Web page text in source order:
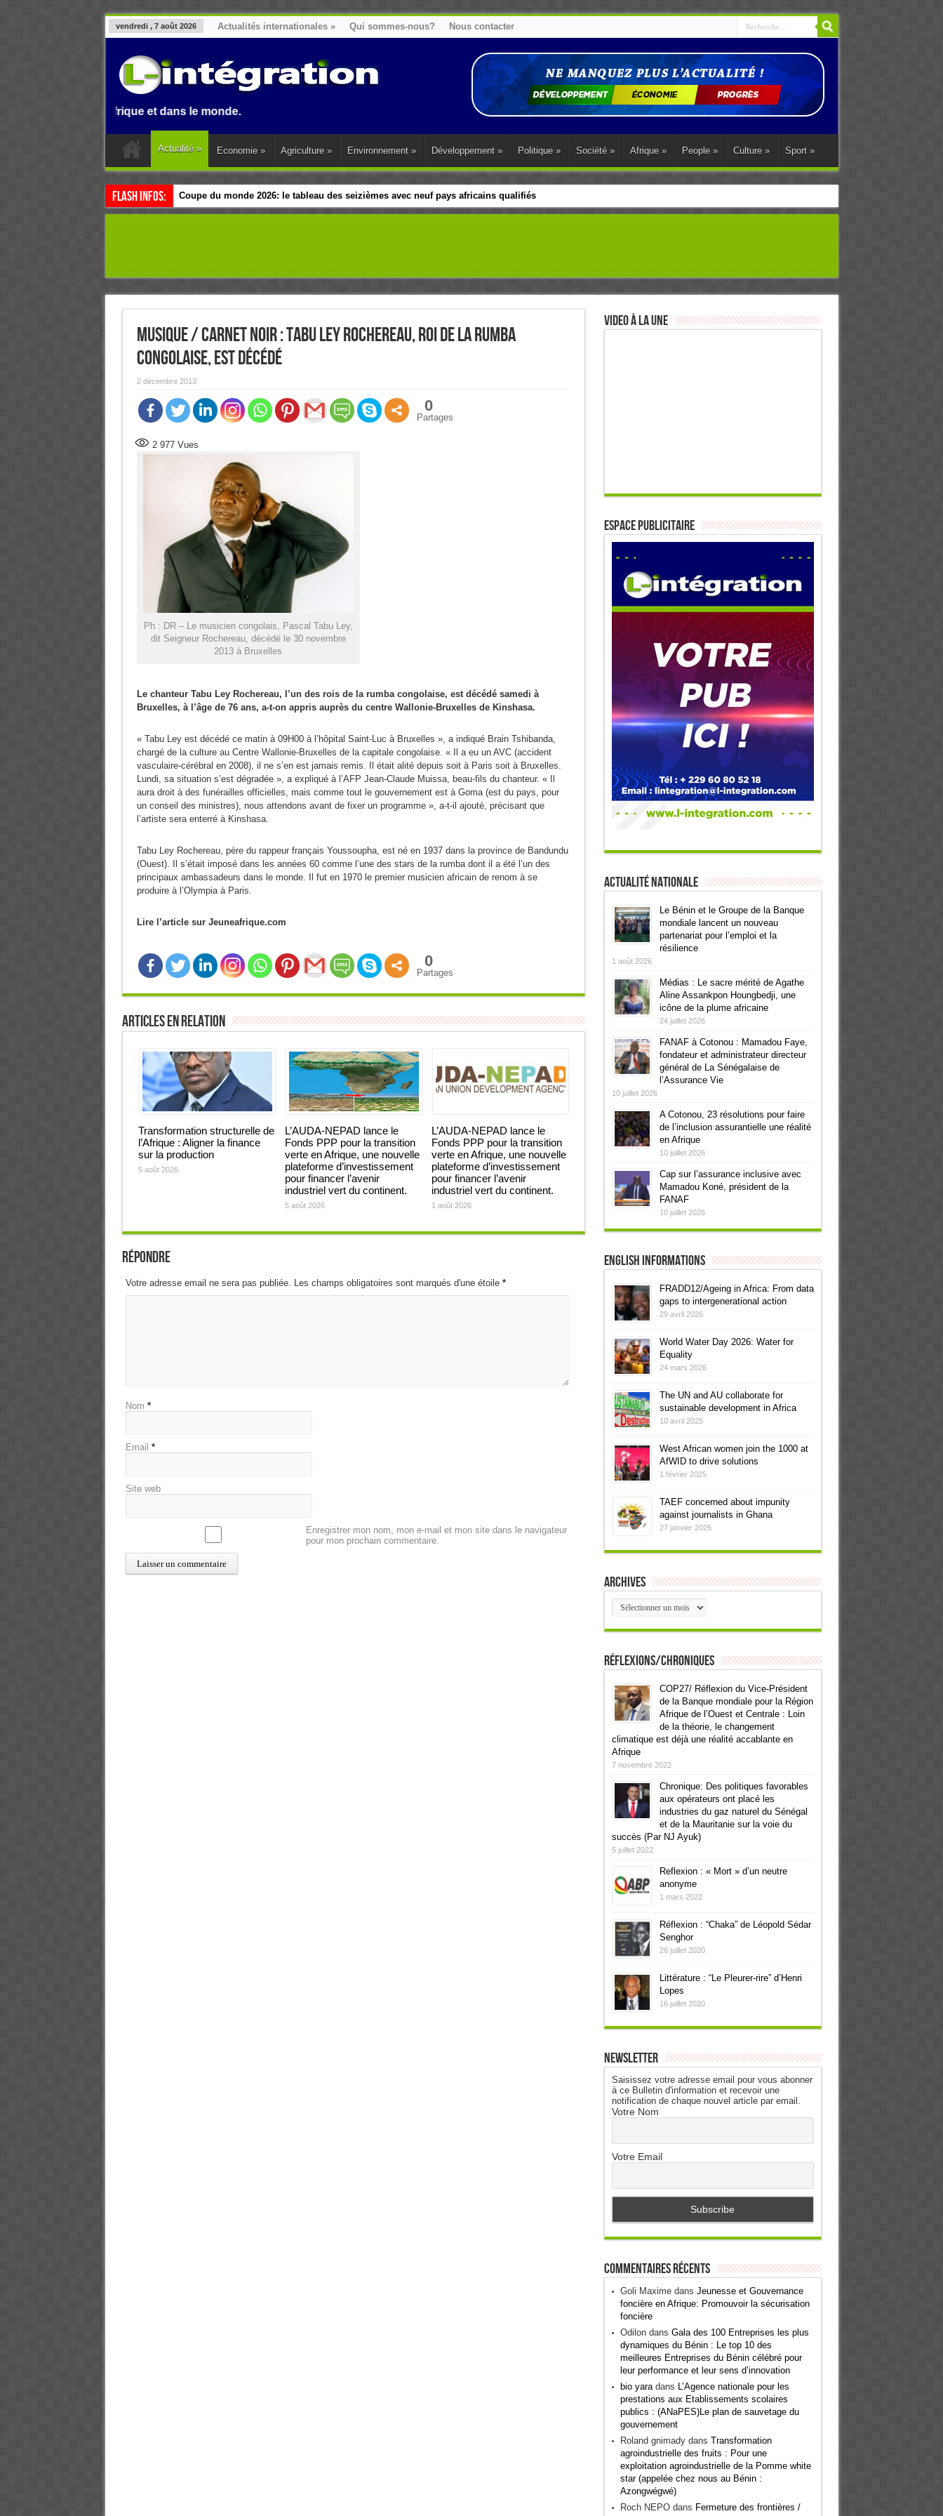
vendredi , 7 août 2026 Actualités internationales » Qui sommes-nous? Nous contacter
en Afrique et dans le monde.
Actualité » Economie » Agriculture » Environnement » Développement » Politique » Société » Afrique » People » Culture » Sport »
Flash Infos: Coupe du monde 2026: le tableau des seizièmes avec neuf pays africains qualifiés
Esclavage: à Accra, l’Afrique et sa diaspora tentent de parler d’une seule voix sur la question des réparations
MUSIQUE / Carnet noir : Tabu Ley Rochereau, roi de la rumba
congolaise, est décédé
2 décembre 2013
0
Partages
2 977Vues
Ph : DR – Le musicien congolais, Pascal Tabu Ley,
dit Seigneur Rochereau, décédé le 30 novembre
2013 à Bruxelles
Le chanteur Tabu Ley Rochereau, l’un des rois de la rumba congolaise, est décédé samedi à
Bruxelles, à l’âge de 76 ans, a-t-on appris auprès du centre Wallonie-Bruxelles de Kinshasa.
« Tabu Ley est décédé ce matin à 09H00 à l’hôpital Saint-Luc à Bruxelles », a indiqué Brain Tshibanda,
chargé de la culture au Centre Wallonie-Bruxelles de la capitale congolaise. « Il a eu un AVC (accident
vasculaire-cérébral en 2008), il ne s’en est jamais remis. Il était alité depuis soit à Paris soit à Bruxelles.
Lundi, sa situation s’est dégradée », a expliqué à l’AFP Jean-Claude Muissa, beau-fils du chanteur. « Il
aura droit à des funérailles officielles, mais comme tout le gouvernement est à Goma (est du pays, pour
un conseil des ministres), nous attendons avant de fixer un programme », a-t-il ajouté, précisant que
l’artiste sera enterré à Kinshasa.
Tabu Ley Rochereau, père du rappeur français Youssoupha, est né en 1937 dans la province de Bandundu
(Ouest). Il s’était imposé dans les années 60 comme l’une des stars de la rumba dont il a été l’un des
principaux ambassadeurs dans le monde. Il fut en 1970 le premier musicien africain de renom à se
produire à l’Olympia à Paris.
Lire l’article sur Jeuneafrique.com
0
Partages
Articles en relation
Transformation structurelle de
l’Afrique : Aligner la finance
sur la production
5 août 2026
L’AUDA-NEPAD lance le
Fonds PPP pour la transition
verte en Afrique, une nouvelle
plateforme d’investissement
pour financer l’avenir
industriel vert du continent.
5 août 2026
L’AUDA-NEPAD lance le
Fonds PPP pour la transition
verte en Afrique, une nouvelle
plateforme d’investissement
pour financer l’avenir
industriel vert du continent.
1 août 2026
Répondre
Votre adresse email ne sera pas publiée. Les champs obligatoires sont marqués d'une étoile *
Nom *
Email *
Site web
Enregistrer mon nom, mon e-mail et mon site dans le navigateur
pour mon prochain commentaire.
Video à la Une
ESPACE PUBLICITAIRE
Actualité Nationale
Le Bénin et le Groupe de la Banque
mondiale lancent un nouveau
partenariat pour l’emploi et la
résilience
1 août 2026
Médias : Le sacre mérité de Agathe
Aline Assankpon Houngbedji, une
icône de la plume africaine
24 juillet 2026
FANAF à Cotonou : Mamadou Faye,
fondateur et administrateur directeur
général de La Sénégalaise de
l’Assurance Vie
10 juillet 2026
A Cotonou, 23 résolutions pour faire
de l’inclusion assurantielle une réalité
en Afrique
10 juillet 2026
Cap sur l’assurance inclusive avec
Mamadou Koné, président de la
FANAF
10 juillet 2026
English informations
FRADD12/Ageing in Africa: From data
gaps to intergenerational action
29 avril 2026
World Water Day 2026: Water for
Equality
24 mars 2026
The UN and AU collaborate for
sustainable development in Africa
10 avril 2025
West African women join the 1000 at
AfWID to drive solutions
1 février 2025
TAEF concerned about impunity
against journalists in Ghana
27 janvier 2025
Archives
Archives
Réflexions/Chroniques
COP27/ Réflexion du Vice-Président
de la Banque mondiale pour la Région
Afrique de l’Ouest et Centrale : Loin
de la théorie, le changement
climatique est déjà une réalité accablante en
Afrique
7 novembre 2022
Chronique: Des politiques favorables
aux opérateurs ont placé les
industries du gaz naturel du Sénégal
et de la Mauritanie sur la voie du
succès (Par NJ Ayuk)
5 juillet 2022
Reflexion : « Mort » d’un neutre
anonyme
1 mars 2022
Réflexion : “Chaka” de Léopold Sédar
Senghor
26 juillet 2020
Littérature : “Le Pleurer-rire” d’Henri
Lopes
16 juillet 2020
Newsletter
Saisissez votre adresse email pour vous abonner
à ce Bulletin d'information et recevoir une
notification de chaque nouvel article par email.
Votre Nom
Votre Email
Commentaires récents
Goli Maximedans Jeunesse et Gouvernance
foncière en Afrique: Promouvoir la sécurisation
foncière
Odilondans Gala des 100 Entreprises les plus
dynamiques du Bénin : Le top 10 des
meilleures Entreprises du Bénin célébré pour
leur performance et leur sens d’innovation
bio yaradans L’Agence nationale pour les
prestations aux Etablissements scolaires
publics : (ANaPES)Le plan de sauvetage du
gouvernement
Roland gnimadydans Transformation
agroindustrielle des fruits : Pour une
exploitation agroindustrielle de la Pomme white
star (appelée chez nous au Bénin :
Azongwégwé)
Roch NEPOdans Fermeture des frontières /